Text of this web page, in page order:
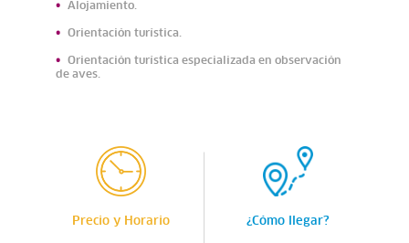
Alojamiento.
Orientación turística.
Orientación turística especializada en observación
de aves.
Precio y Horario ¿Cómo llegar?